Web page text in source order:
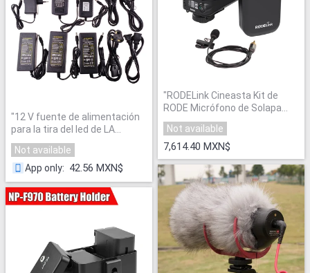
"12 V fuente de alimentación
para la tira del led de LA
UE/EE.UU./REINO UNIDO/AU
adaptador de AC110-220V a
DC12V 1A 2A 3A 4A 5A 6A 10A
transformador de enchufe de
cable de 4 opciones KH"
Not available
App only: 42.56 MXN$
"RODELink Cineasta Kit de
RODE Micrófono de Solapa
Inalámbrico Enlace RODLNK-
FM DSLR"
Not available
7,614.40 MXN$